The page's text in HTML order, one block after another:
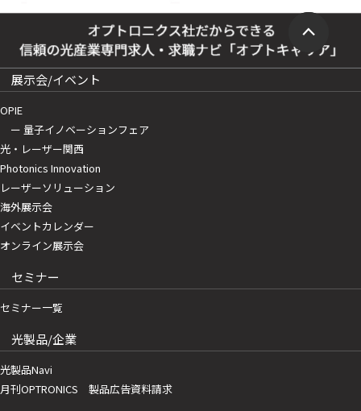
展示会/イベント
OPIE
ー 量子イノベーションフェア
光・レーザー関西
Photonics Innovation
レーザーソリューション
海外展示会
イベントカレンダー
オンライン展示会
セミナー
セミナー一覧
光製品/企業
光製品Navi
月刊OPTRONICS 製品広告資料請求